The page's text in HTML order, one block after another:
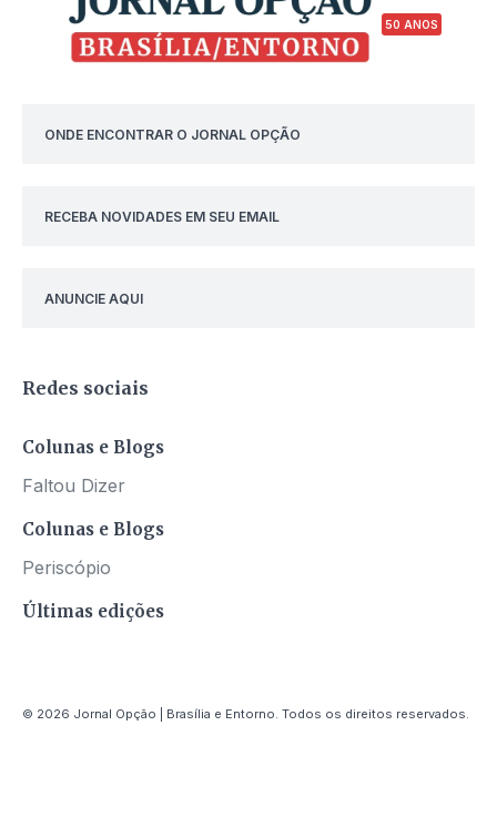
50 ANOS
ONDE ENCONTRAR O JORNAL OPÇÃO
RECEBA NOVIDADES EM SEU EMAIL
ANUNCIE AQUI
Redes sociais
Colunas e Blogs
Faltou Dizer
Colunas e Blogs
Periscópio
Últimas edições
© 2026 Jornal Opção | Brasília e Entorno. Todos os direitos reservados.